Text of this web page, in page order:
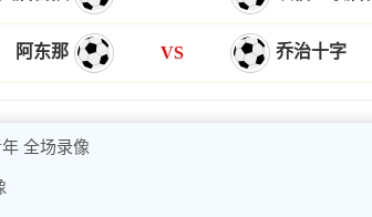
阿东那 VS 乔治十字
全场录像